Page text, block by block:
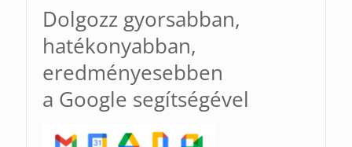
Dolgozz gyorsabban,
hatékonyabban,
eredményesebben
a Google segítségével